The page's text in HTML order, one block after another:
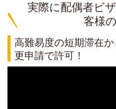
実際に配偶者ビ
客様
高難易度の短期滞在
更申請で許可！